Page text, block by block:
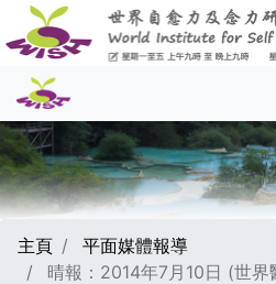
主頁
平面媒體報導
晴報：2014年7月10日 (世